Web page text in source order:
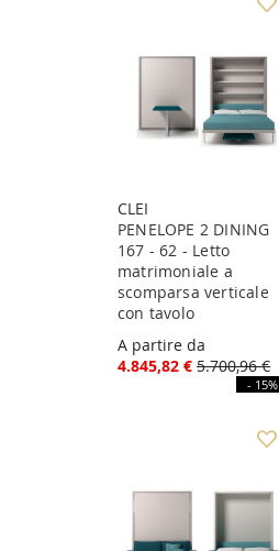
CLEI
PENELOPE 2 DINING
167 - 62 - Letto
matrimoniale a
scomparsa verticale
con tavolo
A partire da
4.845,82 € 5.700,96 €
- 15%